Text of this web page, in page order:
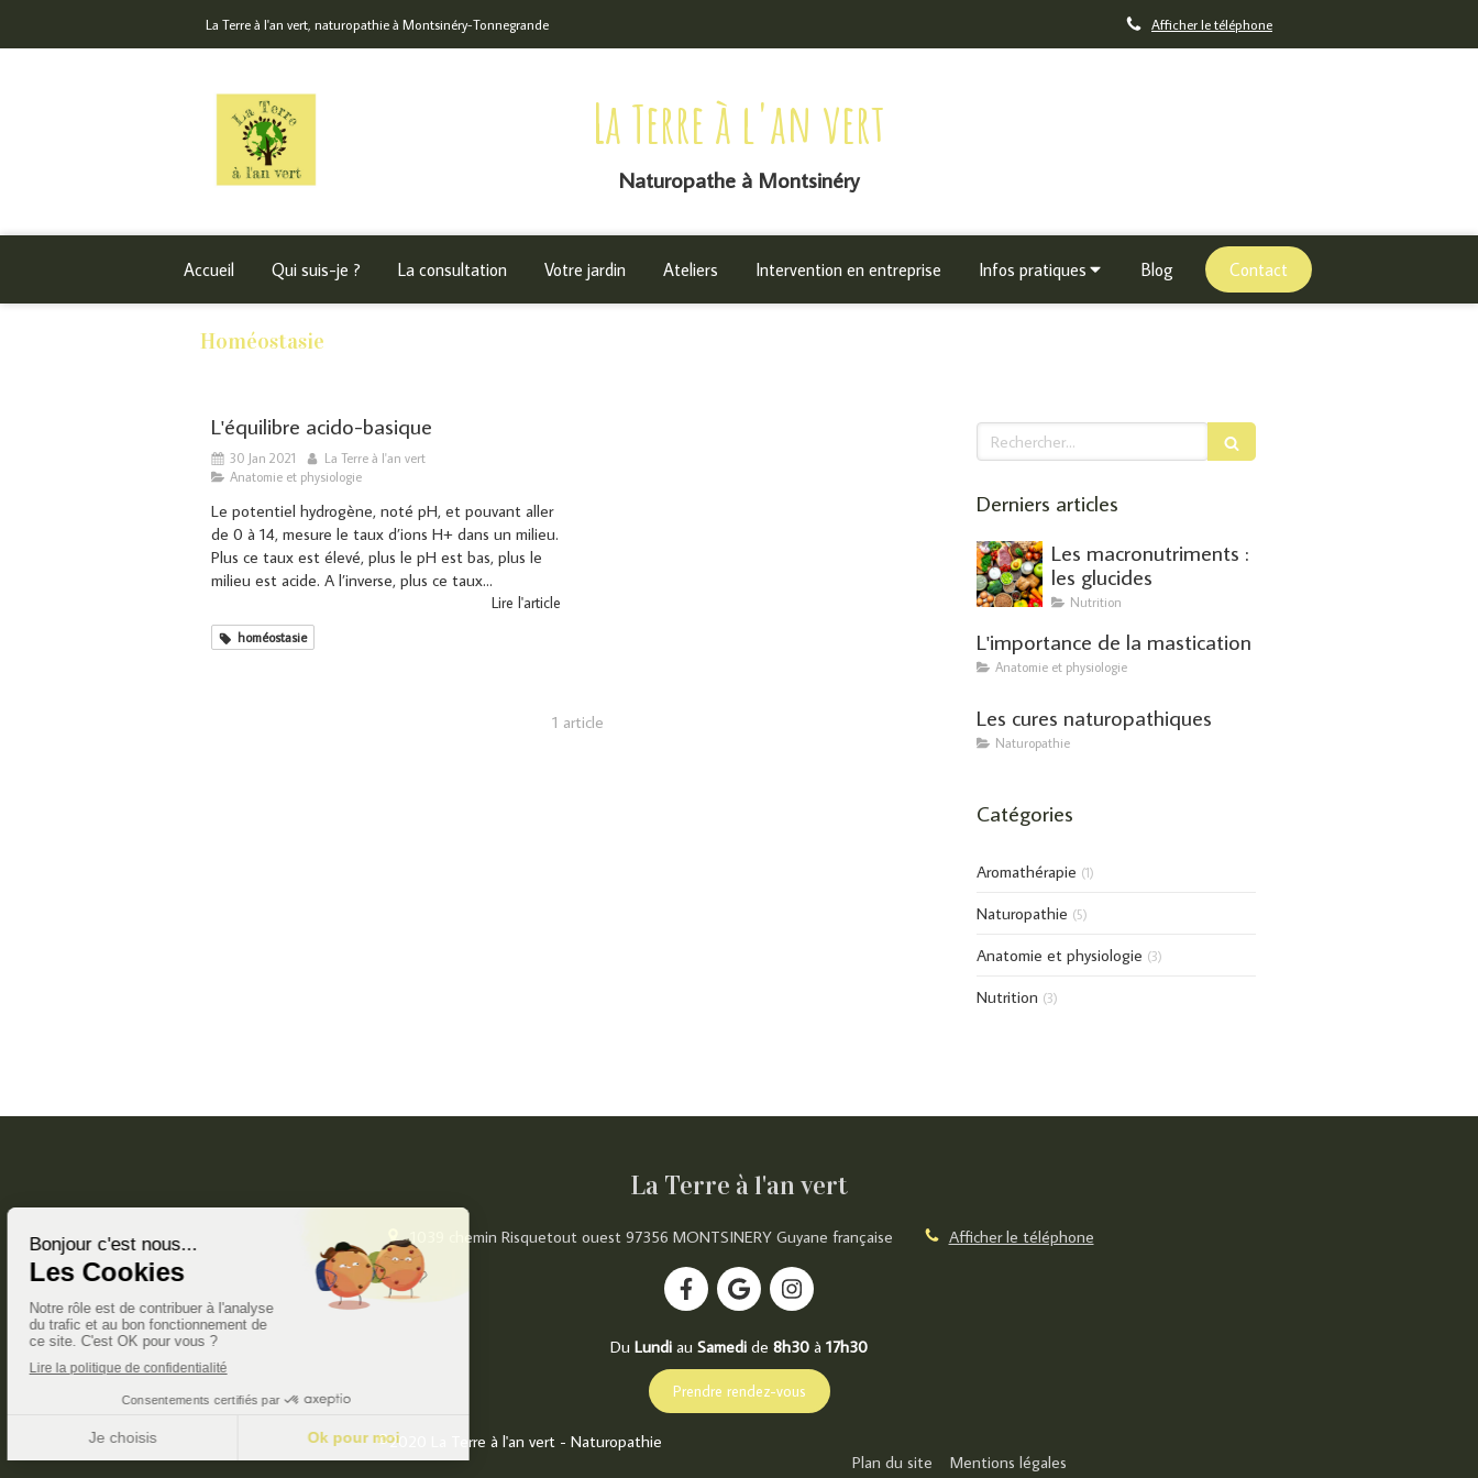
La Terre à l'an vert, naturopathie à Montsinéry-Tonnegrande Afficher le téléphone
La Terre à l'an vert
Naturopathe à Montsinéry
Accueil Qui suis-je ? La consultation Votre jardin Ateliers Intervention en entreprise Infos pratiques Blog Contact
Homéostasie
L'équilibre acido-basique
30 Jan 2021
La Terre à l'an vert
Anatomie et physiologie
Le potentiel hydrogène, noté pH, et pouvant aller
de 0 à 14, mesure le taux d’ions H+ dans un milieu.
Plus ce taux est élevé, plus le pH est bas, plus le
milieu est acide. A l’inverse, plus ce taux...
Lire l'article
homéostasie
1 article
Rechercher
Derniers articles
Les macronutriments :
les glucides
Nutrition
L'importance de la mastication
Anatomie et physiologie
Les cures naturopathiques
Naturopathie
Catégories
Aromathérapie (1)
Naturopathie (5)
Anatomie et physiologie (3)
Nutrition (3)
La Terre à l'an vert
1039 chemin Risquetout ouest 97356 MONTSINERY Guyane française Afficher le téléphone
Du Lundi au Samedi de 8h30 à 17h30
Prendre rendez-vous
©2020 La Terre à l'an vert - Naturopathie
Plan du site
Mentions légales